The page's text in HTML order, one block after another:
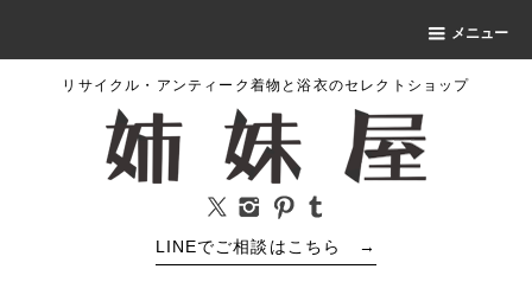
メニュー
リサイクル・アンティーク着物と浴衣のセレクトショップ
LINEでご相談はこちら →